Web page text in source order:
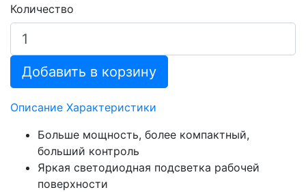
Количество
Добавить в корзину
Описание Характеристики
Больше мощность, более компактный,
больший контроль
Яркая светодиодная подсветка рабочей
поверхности